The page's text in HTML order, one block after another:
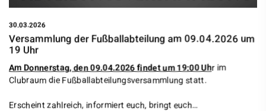
30.03.2026
Versammlung der Fußballabteilung am 09.04.2026 um
19 Uhr
Am Donnerstag, den 09.04.2026 findet um 19:00 Uhr im
Clubraum die Fußballabteilungsversammlung statt.
Erscheint zahlreich, informiert euch, bringt euch…